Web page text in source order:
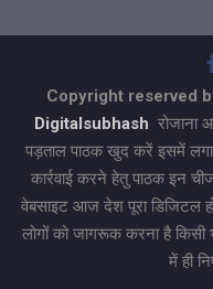
Copyright reserved
Digitalsubhash रोजाना
पड़ताल पाठक खुद करें इसमें
कार्रवाई करने हेतु पाठक इन
वेबसाइट आज देश पूरा डिजिटल
लोगों को जागरूक करना है किसी
में ही